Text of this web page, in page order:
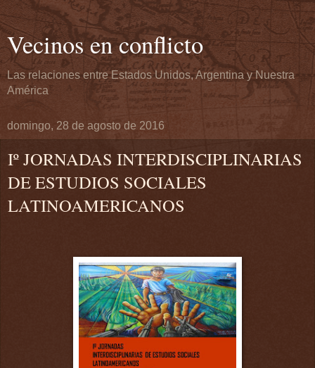
Vecinos en conflicto
Las relaciones entre Estados Unidos, Argentina y Nuestra
América
domingo, 28 de agosto de 2016
Iº JORNADAS INTERDISCIPLINARIAS
DE ESTUDIOS SOCIALES
LATINOAMERICANOS